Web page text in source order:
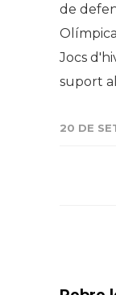
de
Jocs
suport
20 DE